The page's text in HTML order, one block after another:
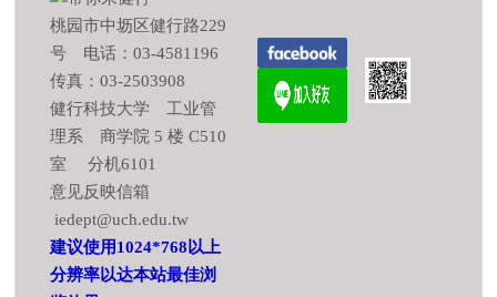
桃园市中坜区健行路229
号 电话：03-4581196
传真：03-2503908
健行科技大学 工业管
理系 商学院 5 楼 C510
室 分机6101
意见反映信箱
iedept@uch.edu.tw
建议使用1024*768以上
分辨率以达本站最佳浏